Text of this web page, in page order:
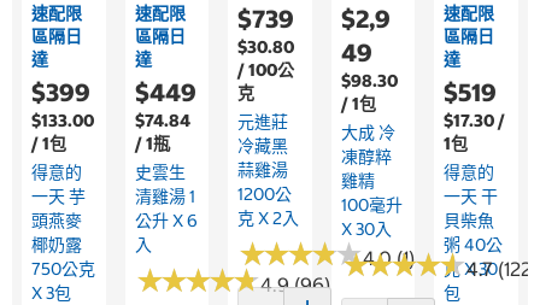
速配限
區隔日
達
$399
$133.00
/ 1包
得意的
一天 芋
頭燕麥
椰奶露
750公克
X 3包
速配限
區隔日
達
$449
$74.84
/ 1瓶
史雲生
清雞湯 1
公升 X 6
入
★★★★★
★★★★★4.9 (96)
$739
$30.80
/ 100公
克
元進莊
冷藏黑
蒜雞湯
1200公
克 X 2入
★★★★★
★★★★★4.0 (1)
$2,9
49
$98.30
/ 1包
大成 冷
凍醇粹
雞精
100毫升
X 30入
★★★★★
★★★★★4.7
速配限
區隔日
達
$519
$17.30 /
1包
得意的
一天 干
貝柴魚
粥 40公
克 X 30
包